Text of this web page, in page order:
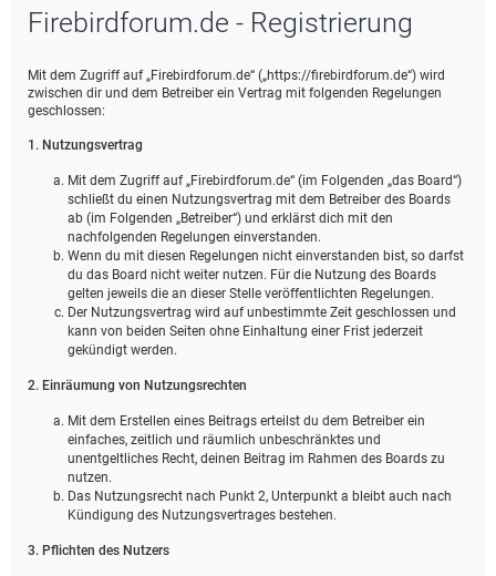
Firebirdforum.de - Registrierung
Mit dem Zugriff auf „Firebirdforum.de“ („https://firebirdforum.de“) wird
zwischen dir und dem Betreiber ein Vertrag mit folgenden Regelungen
geschlossen:
1. Nutzungsvertrag
Mit dem Zugriff auf „Firebirdforum.de“ (im Folgenden „das Board“)
schließt du einen Nutzungsvertrag mit dem Betreiber des Boards
ab (im Folgenden „Betreiber“) und erklärst dich mit den
nachfolgenden Regelungen einverstanden.
Wenn du mit diesen Regelungen nicht einverstanden bist, so darfst
du das Board nicht weiter nutzen. Für die Nutzung des Boards
gelten jeweils die an dieser Stelle veröffentlichten Regelungen.
Der Nutzungsvertrag wird auf unbestimmte Zeit geschlossen und
kann von beiden Seiten ohne Einhaltung einer Frist jederzeit
gekündigt werden.
2. Einräumung von Nutzungsrechten
Mit dem Erstellen eines Beitrags erteilst du dem Betreiber ein
einfaches, zeitlich und räumlich unbeschränktes und
unentgeltliches Recht, deinen Beitrag im Rahmen des Boards zu
nutzen.
Das Nutzungsrecht nach Punkt 2, Unterpunkt a bleibt auch nach
Kündigung des Nutzungsvertrages bestehen.
3. Pflichten des Nutzers